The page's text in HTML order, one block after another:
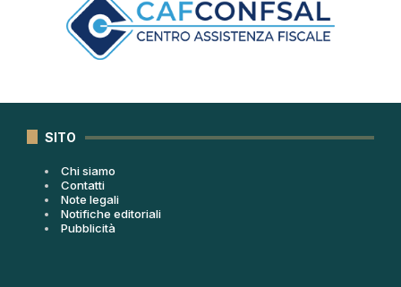
SITO
Chi siamo
Contatti
Note legali
Notifiche editoriali
Pubblicità